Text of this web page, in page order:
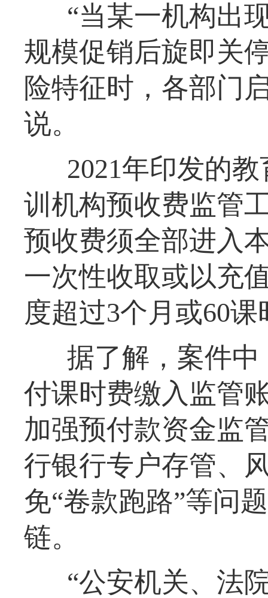
“当某一机构出
规模促销后旋即关
险特征时，各部门
说。
2021年印发的
训机构预收费监管
预收费须全部进入
一次性收取或以充
度超过3个月或60
据了解，案件
付课时费缴入监管
加强预付款资金监
行银行专户存管、
免“卷款跑路”等问
链。
“公安机关、法